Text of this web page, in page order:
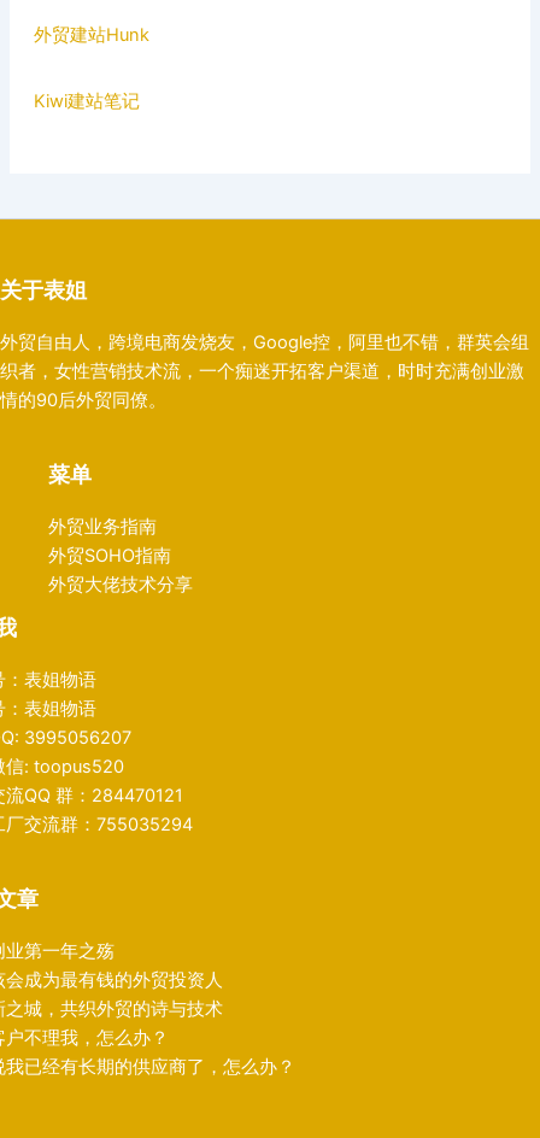
外贸建站Hunk
Kiwi建站笔记
关于表姐
外贸自由人，跨境电商发烧友，Google控，阿里也不错，群英会组
织者，女性营销技术流，一个痴迷开拓客户渠道，时时充满创业激
情的90后外贸同僚。
菜单
外贸业务指南
外贸SOHO指南
外贸大佬技术分享
：表姐物语
：表姐物语
3995056207
信: toopus520
流QQ 群：284470121
厂交流群：755035294
章
业第一年之殇
会成为最有钱的外贸投资人
之城，共织外贸的诗与技术
户不理我，怎么办？
我已经有长期的供应商了，怎么办？